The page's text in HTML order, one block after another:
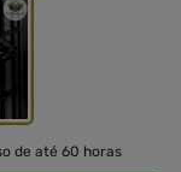
de até 60 horas